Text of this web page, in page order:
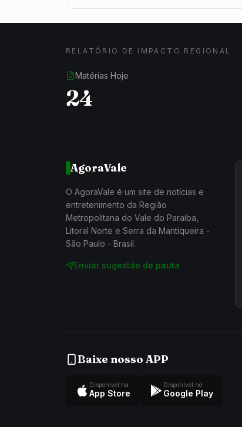
RELATÓRIO DE IMPACTO REGIONAL
Matérias Hoje
24
AgoraVale
O AgoraVale é um site de notícias e
entretenimento da Região
Metropolitana do Vale do Paraíba,
Litoral Norte e Serra da Mantiqueira -
São Paulo - Brasil.
Enviar sugestão de pauta
Baixe nosso APP
Disponível na
App Store
Disponível no
Google Play